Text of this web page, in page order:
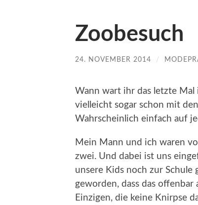
Zoobesuch
24. NOVEMBER 2014 /
Wann wart ihr das letzte Mal
vielleicht sogar schon mit
Wahrscheinlich einfach auf
Mein Mann und ich waren
zwei. Und dabei ist uns
unsere Kids noch zur Schule
geworden, dass das
Einzigen, die keine Knirpse